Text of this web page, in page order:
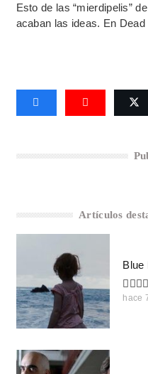
Esto de las “mierdipelis”
acaban las ideas. En
Artículos
Blue
hace